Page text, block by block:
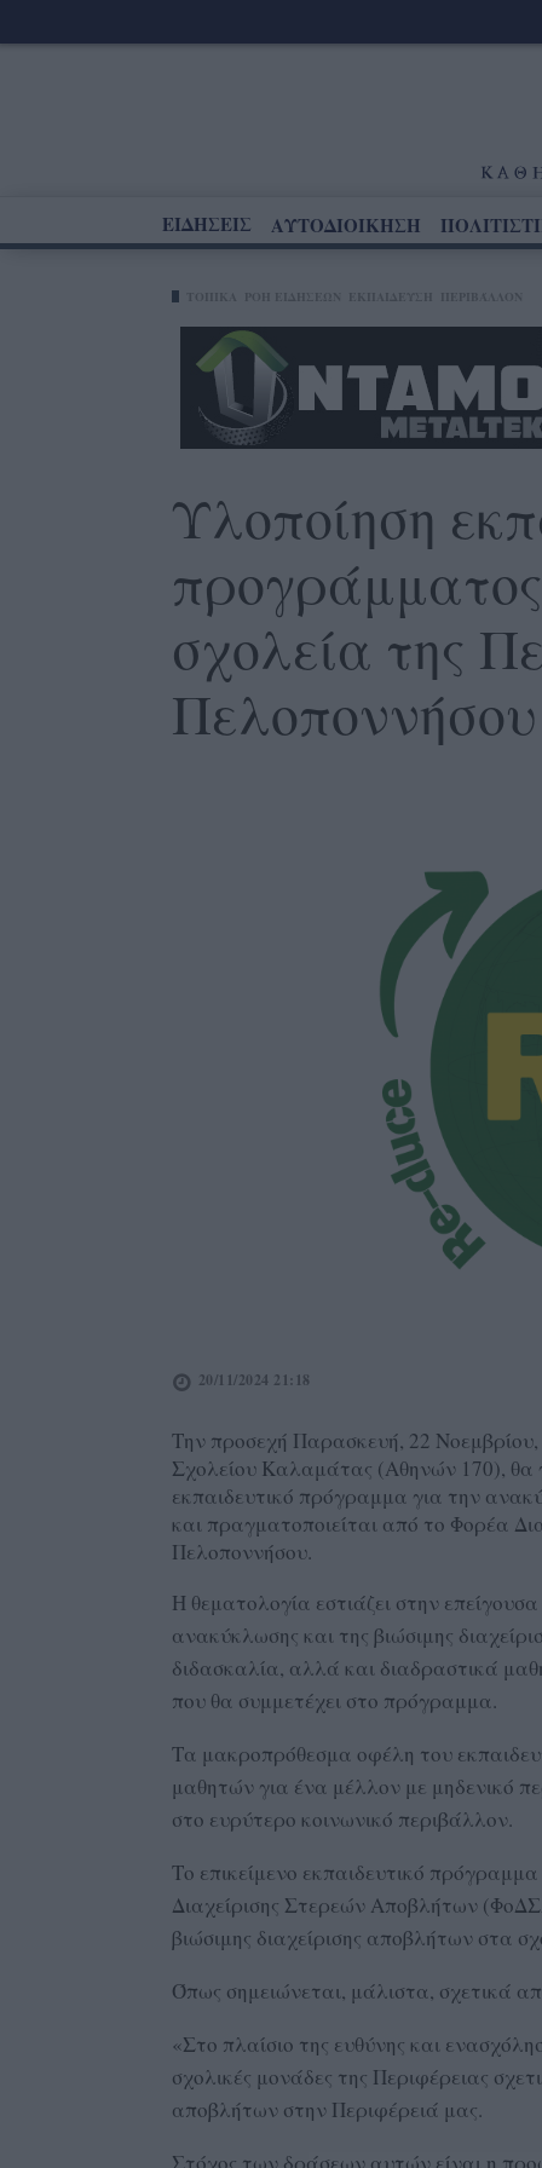
ΕΙΔΗΣΕΙΣ ΑΥΤΟΔΙΟΙΚΗΣΗ
Υλοποίηση
σχολεία της
Πελοποννήσου
20/11/2024 21:18
Την προσεχή Παρασκευή, 22 Νοεμβρίου,
Σχολείου Καλαμάτας (Αθηνών 170), θα
εκπαιδευτικό πρόγραμμα για την
και πραγματοποιείται από το Φορέα
Πελοποννήσου.
Η θεματολογία εστιάζει στην
ανακύκλωσης και της βιώσιμης
διδασκαλία, αλλά και διαδραστικά
που θα συμμετέχει στο πρόγραμμα.
Τα μακροπρόθεσμα οφέλη του
μαθητών για ένα μέλλον με μηδενικό
στο ευρύτερο κοινωνικό περιβάλλον.
Το επικείμενο εκπαιδευτικό
Διαχείρισης Στερεών Αποβλήτων
βιώσιμης διαχείρισης αποβλήτων στα
Όπως σημειώνεται, μάλιστα, σχετικά
«Στο πλαίσιο της ευθύνης και
σχολικές μονάδες της Περιφέρειας
αποβλήτων στην Περιφέρειά μας.